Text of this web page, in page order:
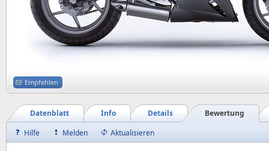
Empfehlen
Bewertung
Details
Info
Datenblatt
Hilfe
Melden Aktualisieren